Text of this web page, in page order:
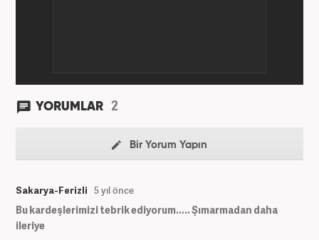
YORUMLAR 2
Bir Yorum Yapın
Sakarya-Ferizli 5 yıl önce
Bu kardeşlerimizi tebrik ediyorum..... Şımarmadan daha
ileriye